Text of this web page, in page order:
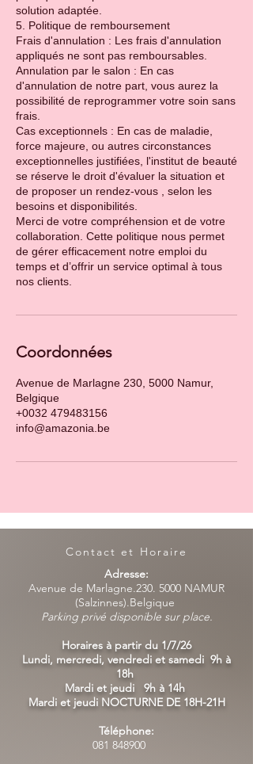
solution adaptée.
5. Politique de remboursement
Frais d'annulation : Les frais d'annulation
appliqués ne sont pas remboursables.
Annulation par le salon : En cas
d'annulation de notre part, vous aurez la
possibilité de reprogrammer votre soin sans
frais.
Cas exceptionnels : En cas de maladie,
force majeure, ou autres circonstances
exceptionnelles justifiées, l'institut de beauté
se réserve le droit d'évaluer la situation et
de proposer un rendez-vous , selon les
besoins et disponibilités.
Merci de votre compréhension et de votre
collaboration. Cette politique nous permet
de gérer efficacement notre emploi du
temps et d’offrir un service optimal à tous
Coordonnées
Avenue de Marlagne 230, 5000 Namur,
Belgique
+0032 479483156
info@amazonia.be
Contact et Horaire
Adresse:
Avenue de Marlagne.230. 5000 NAMUR
(Salzinnes).Belgique
Parking privé disponible sur place.
Horaires à partir du 1/7/26
Lundi, mercredi, vendredi et samedi 9h à
18h
Mardi et jeudi 9h à 14h
Mardi et jeudi NOCTURNE DE 18H-21H
Téléphone:
081 848900